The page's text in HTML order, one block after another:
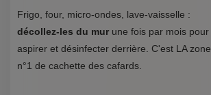
Frigo, four, micro-ondes, lave-vaisselle :
décollez-les du mur une fois par mois pour
aspirer et désinfecter derrière. C'est LA zone
n°1 de cachette des cafards.